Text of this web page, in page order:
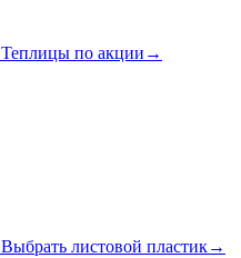
Теплицы по акции →
Выбрать листовой пластик→